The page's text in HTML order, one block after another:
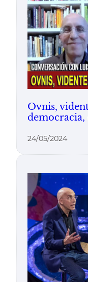
Ovnis,
democracia,
24/05/2024